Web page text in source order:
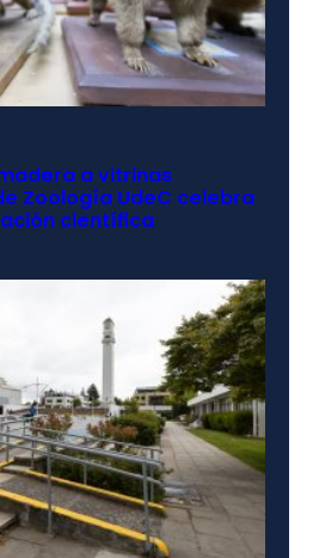
a vitrinas
Zoología UdeC celebra
científica